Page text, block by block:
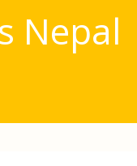
Nepal